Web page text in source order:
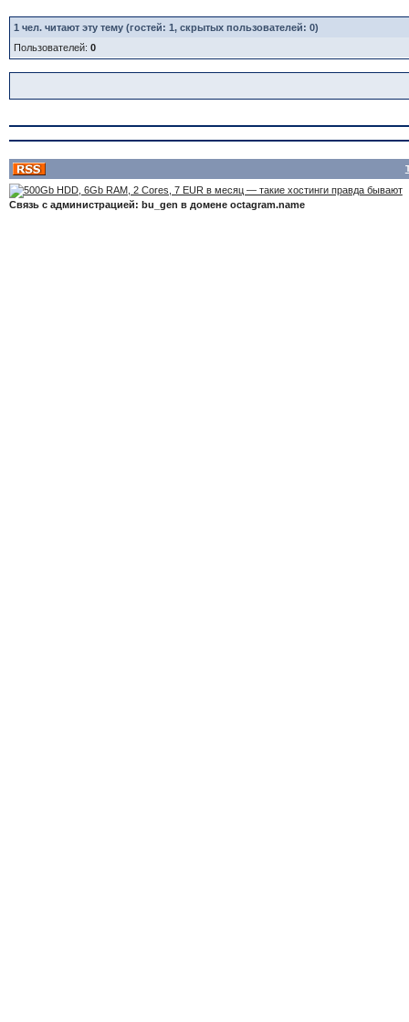
1 чел. читают эту тему (гостей: 1, скрытых пользователей: 0)
Пользователей: 0
Связь с администрацией: bu_gen в домене octagram.name